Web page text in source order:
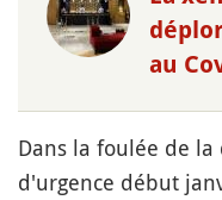
au
Dans la foulée de
d'urgence début